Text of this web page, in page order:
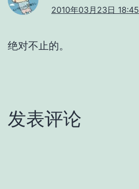
2010年03月23日 18:45
绝对不止的。
发表评论